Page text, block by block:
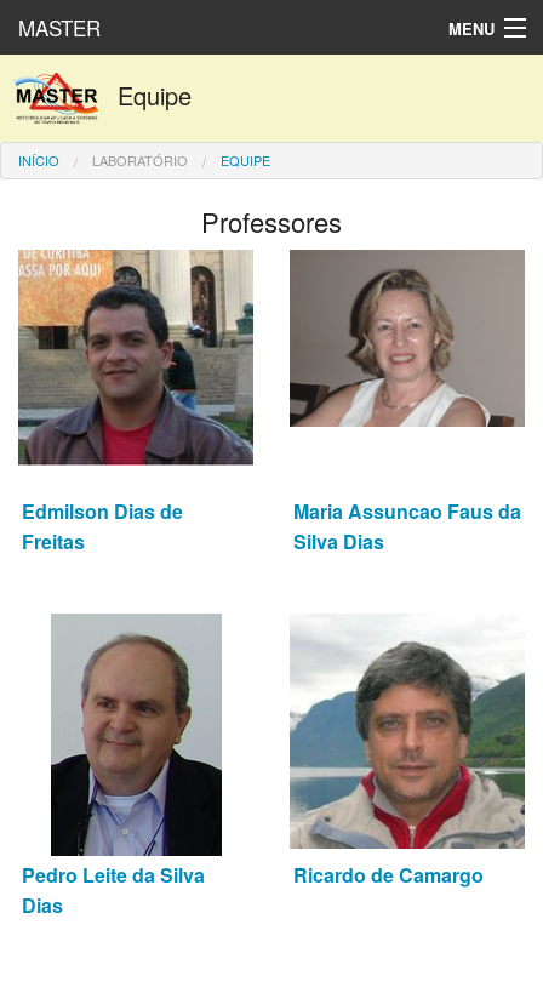
MASTER MENU
Produtos numéricos
Laboratório
Español
Equipe
INÍCIO LABORATÓRIO EQUIPE
Professores
Edmilson Dias de
Freitas
Maria Assuncao Faus da
Silva Dias
Pedro Leite da Silva
Dias
Ricardo de Camargo